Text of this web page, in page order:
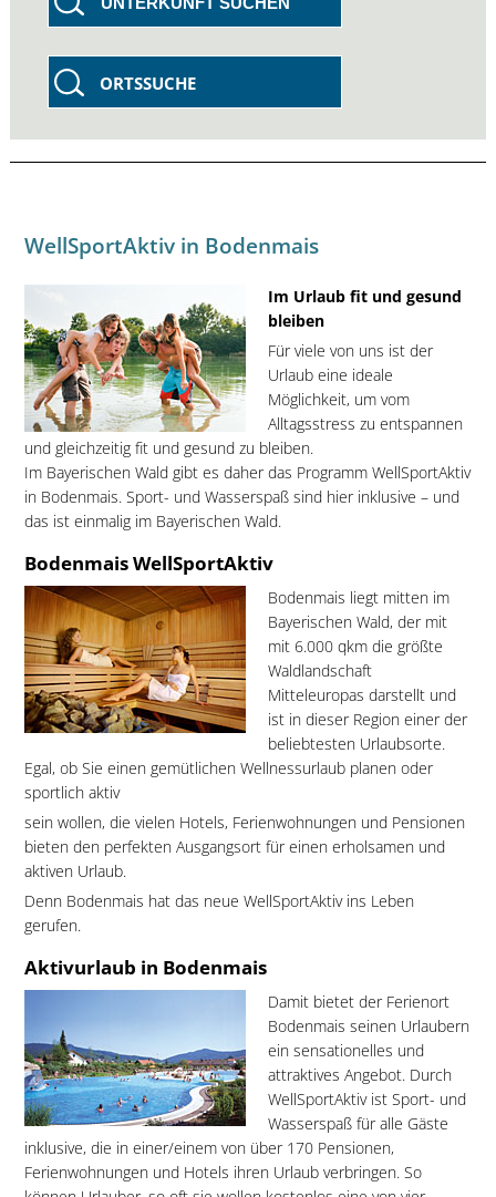
ORTSSUCHE
WellSportAktiv in Bodenmais
Im Urlaub fit und gesund
bleiben
Für viele von uns ist der
Urlaub eine ideale
Möglichkeit, um vom
Alltagsstress zu entspannen
und gleichzeitig fit und gesund zu bleiben.
Im Bayerischen Wald gibt es daher das Programm WellSportAktiv
in Bodenmais. Sport- und Wasserspaß sind hier inklusive – und
das ist einmalig im Bayerischen Wald.
Bodenmais WellSportAktiv
Bodenmais liegt mitten im
Bayerischen Wald, der mit
mit 6.000 qkm die größte
Waldlandschaft
Mitteleuropas darstellt und
ist in dieser Region einer der
beliebtesten Urlaubsorte.
Egal, ob Sie einen gemütlichen Wellnessurlaub planen oder
sportlich aktiv
sein wollen, die vielen Hotels, Ferienwohnungen und Pensionen
bieten den perfekten Ausgangsort für einen erholsamen und
aktiven Urlaub.
Denn Bodenmais hat das neue WellSportAktiv ins Leben
gerufen.
Aktivurlaub in Bodenmais
Damit bietet der Ferienort
Bodenmais seinen Urlaubern
ein sensationelles und
attraktives Angebot. Durch
WellSportAktiv ist Sport- und
Wasserspaß für alle Gäste
inklusive, die in einer/einem von über 170 Pensionen,
Ferienwohnungen und Hotels ihren Urlaub verbringen. So